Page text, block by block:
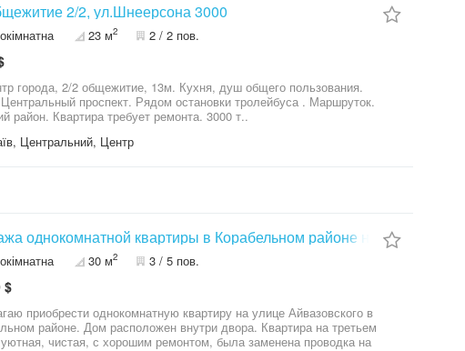
1к. Общежитие 2/2, ул.Шнеерсона 3000
23 м2 2 / 2 пов.
города, 2/2 общежитие, 13м. Кухня, душ общего пользования.
проспект. Рядом остановки тролейбуса . Маршруток.
Хороший район. Квартира требует ремонта. 3000 т..
Центральний, Центр
однокомнатной квартиры в Корабельном районе на Айвазовского
30 м2 3 / 5 пов.
$
приобрести однокомнатную квартиру на улице Айвазовского в
районе. Дом расположен внутри двора. Квартира на третьем
чистая, с хорошим ремонтом, была заменена проводка на